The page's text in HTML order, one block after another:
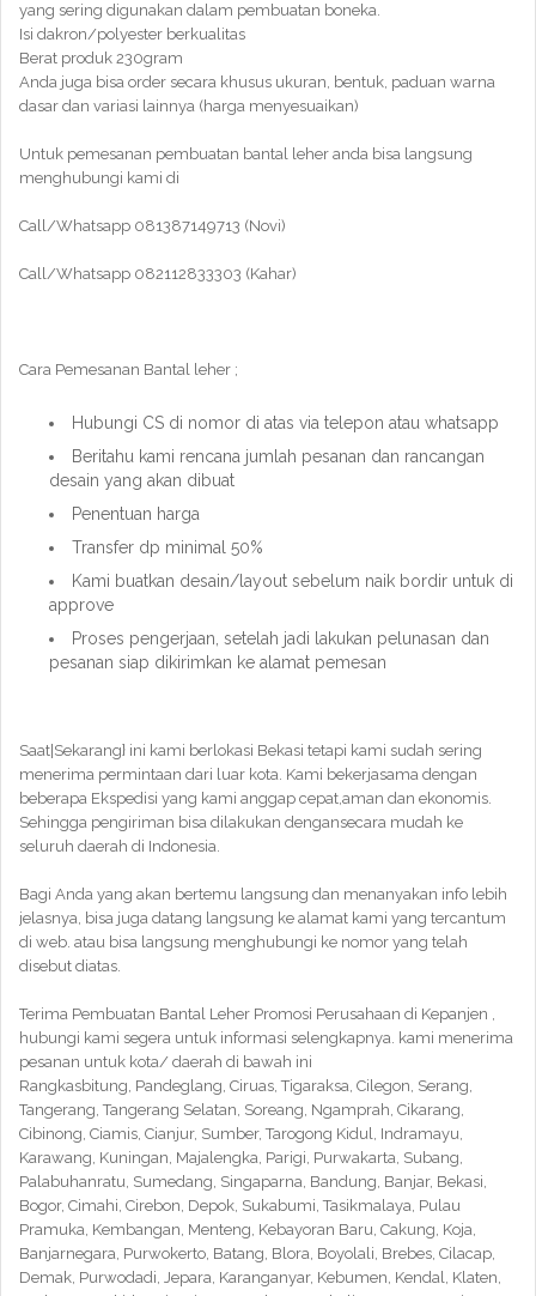
yang sering digunakan dalam pembuatan boneka.
Isi dakron/polyester berkualitas
Berat produk 230gram
Anda juga bisa order secara khusus ukuran, bentuk, paduan warna
dasar dan variasi lainnya (harga menyesuaikan)
Untuk pemesanan pembuatan bantal leher anda bisa langsung
menghubungi kami di
Call/Whatsapp 081387149713 (Novi)
Call/Whatsapp 082112833303 (Kahar)
Cara Pemesanan Bantal leher ;
Hubungi CS di nomor di atas via telepon atau whatsapp
Beritahu kami rencana jumlah pesanan dan rancangan
desain yang akan dibuat
Penentuan harga
Transfer dp minimal 50%
Kami buatkan desain/layout sebelum naik bordir untuk di
approve
Proses pengerjaan, setelah jadi lakukan pelunasan dan
pesanan siap dikirimkan ke alamat pemesan
Saat|Sekarang} ini kami berlokasi Bekasi tetapi kami sudah sering
menerima permintaan dari luar kota. Kami bekerjasama dengan
beberapa Ekspedisi yang kami anggap cepat,aman dan ekonomis.
Sehingga pengiriman bisa dilakukan dengansecara mudah ke
seluruh daerah di Indonesia.
Bagi Anda yang akan bertemu langsung dan menanyakan info lebih
jelasnya, bisa juga datang langsung ke alamat kami yang tercantum
di web. atau bisa langsung menghubungi ke nomor yang telah
disebut diatas.
Terima Pembuatan Bantal Leher Promosi Perusahaan di Kepanjen ,
hubungi kami segera untuk informasi selengkapnya. kami menerima
pesanan untuk kota/ daerah di bawah ini
Rangkasbitung, Pandeglang, Ciruas, Tigaraksa, Cilegon, Serang,
Tangerang, Tangerang Selatan, Soreang, Ngamprah, Cikarang,
Cibinong, Ciamis, Cianjur, Sumber, Tarogong Kidul, Indramayu,
Karawang, Kuningan, Majalengka, Parigi, Purwakarta, Subang,
Palabuhanratu, Sumedang, Singaparna, Bandung, Banjar, Bekasi,
Bogor, Cimahi, Cirebon, Depok, Sukabumi, Tasikmalaya, Pulau
Pramuka, Kembangan, Menteng, Kebayoran Baru, Cakung, Koja,
Banjarnegara, Purwokerto, Batang, Blora, Boyolali, Brebes, Cilacap,
Demak, Purwodadi, Jepara, Karanganyar, Kebumen, Kendal, Klaten,